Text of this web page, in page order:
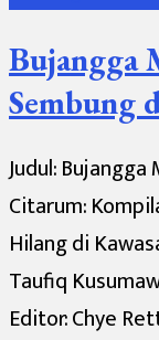
Bujangga
Sembung
Judul: Bujangga
Citarum:
Hilang di
Taufiq
Editor: Chye